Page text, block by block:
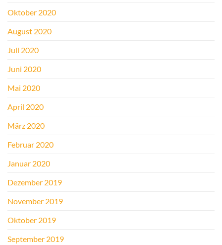
Oktober 2020
August 2020
Juli 2020
Juni 2020
Mai 2020
April 2020
März 2020
Februar 2020
Januar 2020
Dezember 2019
November 2019
Oktober 2019
September 2019